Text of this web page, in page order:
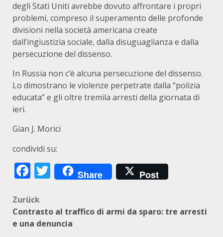
degli Stati Uniti avrebbe dovuto affrontare i propri
problemi, compreso il superamento delle profonde
divisioni nella società americana create
dall’ingiustizia sociale, dalla disuguaglianza e dalla
persecuzione del dissenso.
In Russia non c’è alcuna persecuzione del dissenso.
Lo dimostrano le violenze perpetrate dalla “polizia
educata” e gli oltre tremila arresti della giornata di
ieri.
Gian J. Morici
condividi su:
Facebook
Twitter
Share Post
Beitragsnavigation
Zurück
Contrasto al traffico di armi da sparo: tre arresti
e una denuncia